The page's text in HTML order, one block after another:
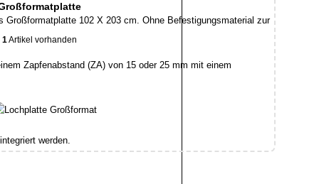
1Artikel vorhanden
Großformatplatte 102 X 203 cm. Ohne Befestigungsmaterial zur
Zapfenabstand (ZA) von 15 oder 25 mm mit einem
werden.